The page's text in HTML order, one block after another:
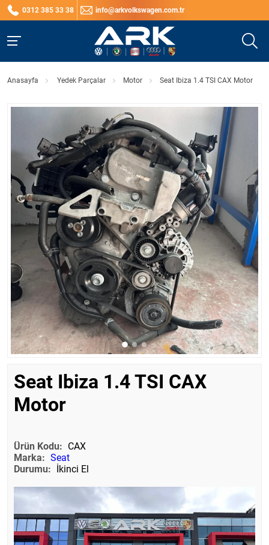
0312 385 33 38 info@arkvolkswagen.com.tr
Anasayfa Yedek Parçalar Motor Seat Ibiza 1.4 TSI CAX Motor
Seat Ibiza 1.4 TSI CAX
Motor
Ürün Kodu: CAX
Marka: Seat
Durumu: İkinci El